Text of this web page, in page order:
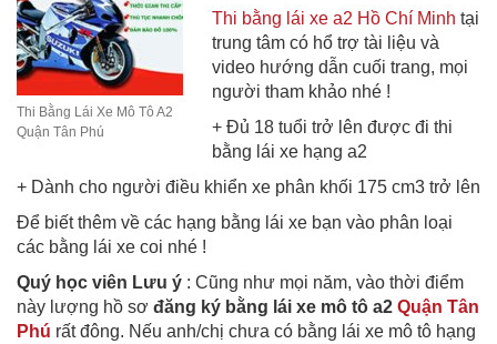
Thi Bằng Lái Xe Mô Tô A2
Quận Tân Phú
Thi bằng lái xe a2 Hồ Chí Minh tại
trung tâm có hổ trợ tài liệu và
video hướng dẫn cuối trang, mọi
người tham khảo nhé !
+ Đủ 18 tuổi trở lên được đi thi
bằng lái xe hạng a2
+ Dành cho người điều khiển xe phân khối 175 cm3 trở lên
Để biết thêm về các hạng bằng lái xe bạn vào phân loại
các bằng lái xe coi nhé !
Quý học viên Lưu ý : Cũng như mọi năm, vào thời điểm
này lượng hồ sơ đăng ký bằng lái xe mô tô a2 Quận Tân
Phú rất đông. Nếu anh/chị chưa có bằng lái xe mô tô hạng